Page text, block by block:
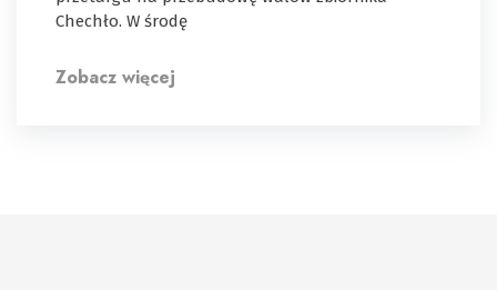
Chechło. W środę
Zobacz więcej